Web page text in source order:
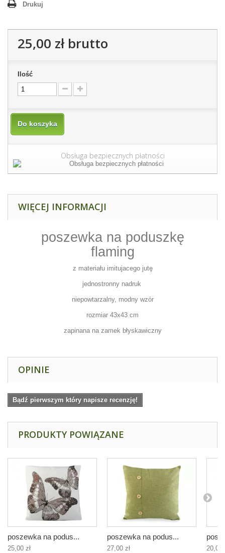
Drukuj
25,00 złbrutto
Ilość
Do koszyka
Obsługa bezpiecznych płatności
WIĘCEJ INFORMACJI
poszewka na poduszkę
flaming
z materiału imitujacego jutę
jednostronny nadruk
niepowtarzalny, modny wzór
rozmiar 43x43 cm
zapinana na zamek błyskawiczny
OPINIE
Bądź pierwszym który napisze recenzję!
PRODUKTY POWIĄZANE
poszewka na podus...
25,00 zł
poszewka na podus...
27,00 zł 20,00